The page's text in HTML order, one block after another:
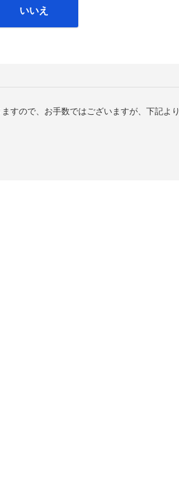
いいえ
すので、お手数ではございますが、下記より